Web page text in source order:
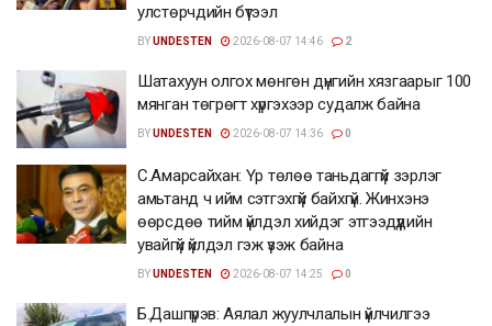
улстөрчдийн бүтээл
BYUNDESTEN 2026-08-07 14:46 2
Шатахуун олгох мөнгөн дүнгийн хязгаарыг 100
мянган төгрөгт хүргэхээр судалж байна
BYUNDESTEN 2026-08-07 14:36 0
С.Амарсайхан: Үр төлөө таньдаггүй зэрлэг
амьтанд ч ийм сэтгэхгүй байхгүй. Жинхэнэ
өөрсдөө тийм үйлдэл хийдэг этгээдүүдийн
увайгүй үйлдэл гэж үзэж байна
BYUNDESTEN 2026-08-07 14:25 0
Б.Дашпүрэв: Аялал жуулчлалын үйлчилгээ